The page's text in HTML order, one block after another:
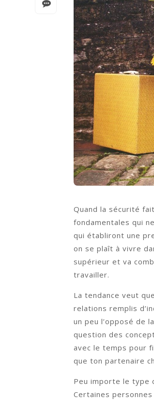
Quand la sécurité
fondamentales qui
qui établiront une
on se plaît à vivre
supérieur et va
travailler.
La tendance veut
relations remplis
un peu l’opposé de
question des
avec le temps pour
que ton partenaire
Peu importe le type
Certaines